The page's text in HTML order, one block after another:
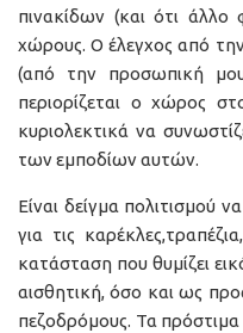
πινακίδων (και ότι άλλο
χώρους. Ο έλεγχος από
(από την προσωπική
περιορίζεται ο χώρος
κυριολεκτικά να
των εμποδίων αυτών.
Είναι δείγμα πολιτισμού
για τις
κατάσταση που θυμίζει
αισθητική, όσο και ως
πεζοδρόμους. Τα πρόστιμα